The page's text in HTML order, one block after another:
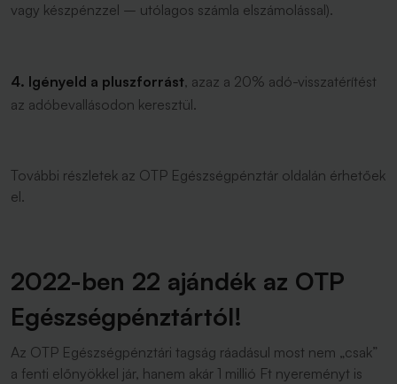
vagy készpénzzel – utólagos számla elszámolással).
4. Igényeld a pluszforrást, azaz a 20% adó-visszatérítést
az adóbevallásodon keresztül.
További részletek az OTP Egészségpénztár oldalán érhetőek
el.
2022-ben 22 ajándék az OTP
Egészségpénztártól!
Az OTP Egészségpénztári tagság ráadásul most nem „csak”
a fenti előnyökkel jár, hanem akár 1 millió Ft nyereményt is